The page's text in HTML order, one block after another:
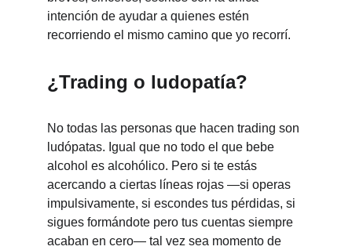
intención de ayudar a quienes estén
recorriendo el mismo camino que yo recorrí.
¿Trading o ludopatía?
No todas las personas que hacen trading son
ludópatas. Igual que no todo el que bebe
alcohol es alcohólico. Pero si te estás
acercando a ciertas líneas rojas —si operas
impulsivamente, si escondes tus pérdidas, si
sigues formándote pero tus cuentas siempre
acaban en cero— tal vez sea momento de